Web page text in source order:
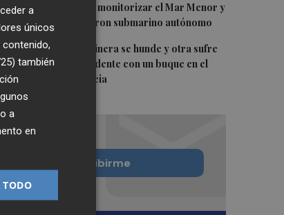
catamarán para monitorizar el Mar Menor y
ya prepara un dron submarino autónomo
5Una batea clochinera se hunde y otra sufre
daños en un incidente con un buque en el
puerto de Valencia
Quiero suscribirme
a
únicos
también
a
en
TODO